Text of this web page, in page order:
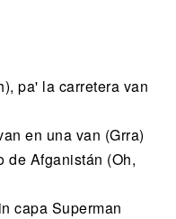
pa' la carretera van
en una van (Grra)
de Afganistán (Oh,
capa Superman